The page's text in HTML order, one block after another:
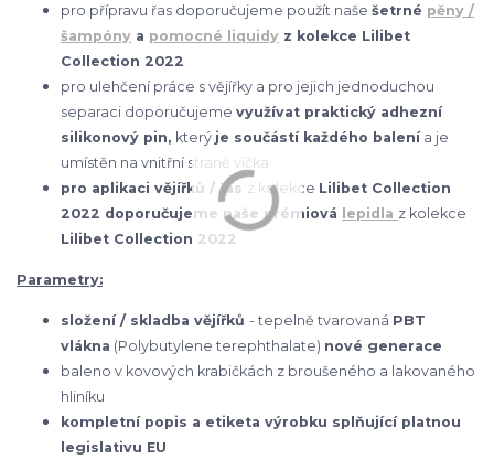
pro přípravu řas doporučujeme použít naše šetrné pěny /
šampóny a pomocné liquidy z kolekce Lilibet
Collection 2022
pro ulehčení práce s vějířky a pro jejich jednoduchou
separaci doporučujeme využívat praktický adhezní
silikonový pin, který je součástí každého balenía je
umístěn na vnitřní straně víčka
pro aplikaci vějířků / řas z kolekce Lilibet Collection
2022 doporučujeme naše prémiová lepidla z kolekce
Lilibet Collection 2022
Parametry:
složení / skladba vějířků - tepelně tvarovaná PBT
vlákna (Polybutylene terephthalate) nové generace
baleno v kovových krabičkách z broušeného a lakovaného
hliníku
kompletní popis a etiketa výrobku splňující platnou
legislativu EU